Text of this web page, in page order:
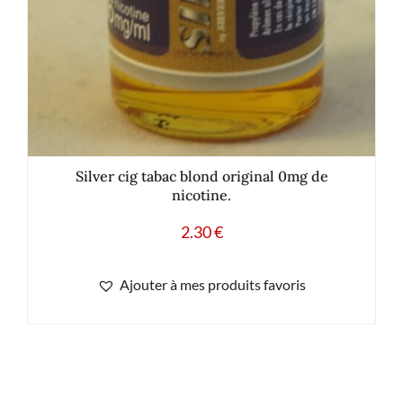
Silver cig tabac blond original 0mg de
nicotine.
2.30€
Ajouter à mes produits favoris